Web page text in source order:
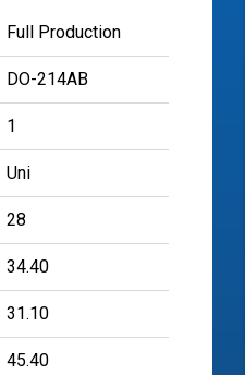
Full Production
DO-214AB
1
Uni
28
34.40
31.10
45.40